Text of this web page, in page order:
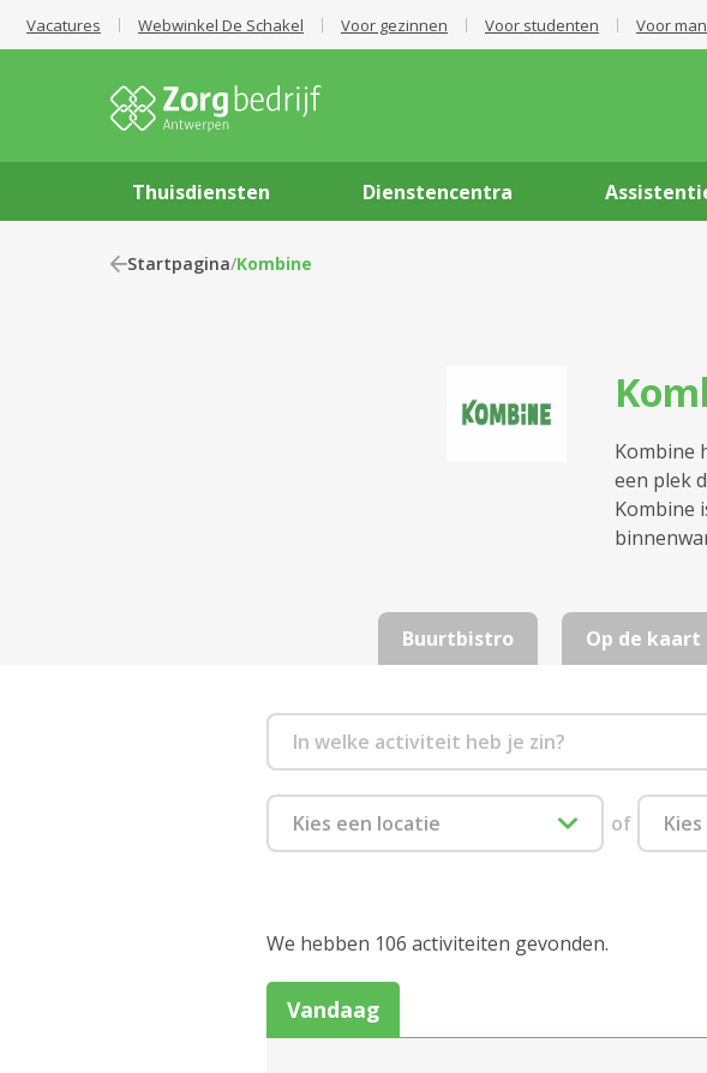
Vacatures Webwinkel De Schakel Voor gezinnen Voor studenten Voor
Thuisdiensten Dienstencentra
Startpagina/Kombine
Kombine
een plek
Kombine
Buurtbistro Op de kaart
Kies een locatie
Assistentiewoningen
Boelaer
Assistentiewoningen
of
We hebben 106 activiteiten gevonden.
Vandaag